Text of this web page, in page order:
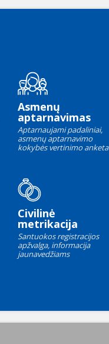
Asmenų
aptarnavimas
Aptarnaujami padaliniai,
asmenų aptarnavimo
kokybės vertinimo anketa
Civilinė
metrikacija
Santuokos registracijos
apžvalga, informacija
jaunavedžiams